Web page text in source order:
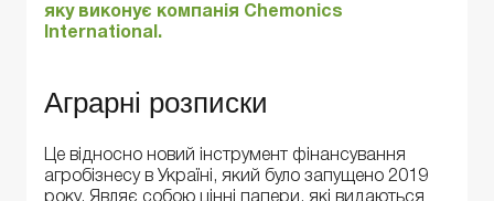
яку виконує компанія Chemonics
International.
Аграрні розписки
Це відносно новий інструмент фінансування
агробізнесу в Україні, який було запущено 2019
року. Являє собою цінні папери, які видаються